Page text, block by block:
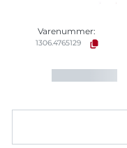
Varenummer:
1306.4765129